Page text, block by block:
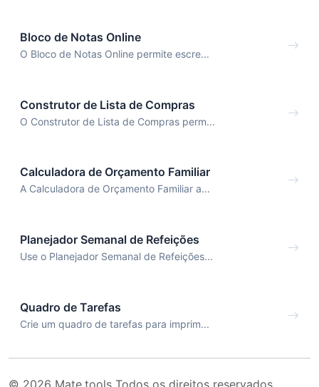
Bloco de Notas Online
O Bloco de Notas Online permite escre...
Construtor de Lista de Compras
O Construtor de Lista de Compras perm...
Calculadora de Orçamento Familiar
A Calculadora de Orçamento Familiar a...
Planejador Semanal de Refeições
Use o Planejador Semanal de Refeições...
Quadro de Tarefas
Crie um quadro de tarefas para imprim...